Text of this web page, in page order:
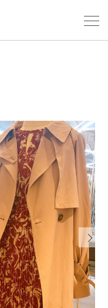
Next
フロア
ショッ
レスト
施設案内
アクセ
スタッ
電話で